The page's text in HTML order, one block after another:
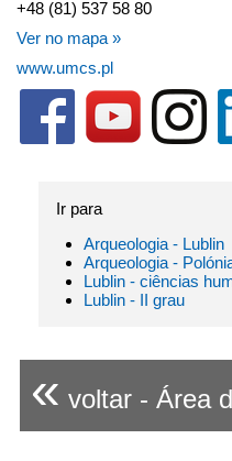
+48 (81) 537 58 80
Ver no mapa »
www.umcs.pl
Ir para
Arqueologia - Lublin
Arqueologia -
Lublin - ciências
Lublin - II grau
« voltar - Área